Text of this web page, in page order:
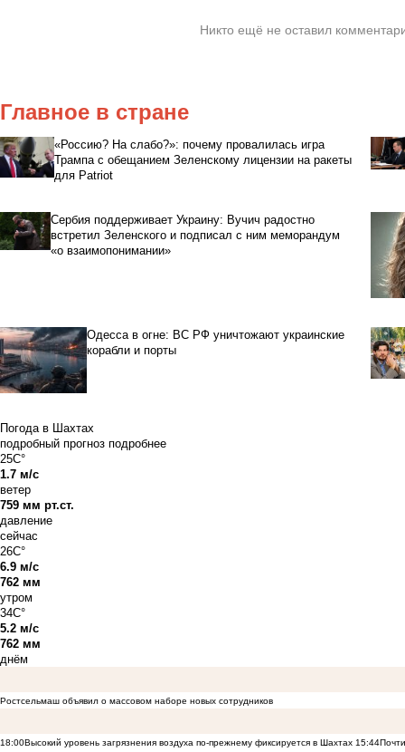
Никто ещё не оставил
Главное в стране
«Россию? На слабо?»: почему провалилась игра
Трампа с обещанием Зеленскому лицензии на ракеты
для Patriot
Сербия поддерживает Украину: Вучич радостно
встретил Зеленского и подписал с ним меморандум
«о взаимопонимании»
Одесса в огне: ВС РФ уничтожают украинские
корабли и порты
Погода в Шахтах
подробный прогноз подробнее
25C°
1.7 м/с
ветер
759 мм рт.ст.
давление
сейчас
26C°
6.9 м/с
762 мм
утром
34C°
5.2 м/с
762 мм
днём
Ростсельмаш объявил о массовом наборе новых сотрудников
18:00Высокий уровень загрязнения воздуха по-прежнему фиксируется в Шахтах 15:44